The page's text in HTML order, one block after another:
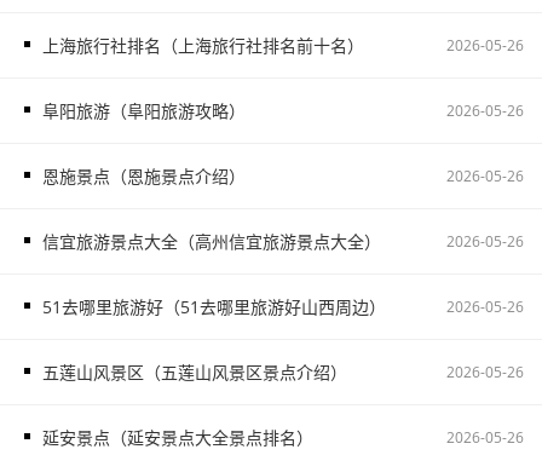
上海旅行社排名（上海旅行社排名前十名） 2026-05-26
阜阳旅游（阜阳旅游攻略） 2026-05-26
恩施景点（恩施景点介绍） 2026-05-26
信宜旅游景点大全（高州信宜旅游景点大全） 2026-05-26
51去哪里旅游好（51去哪里旅游好山西周边） 2026-05-26
五莲山风景区（五莲山风景区景点介绍） 2026-05-26
延安景点（延安景点大全景点排名） 2026-05-26